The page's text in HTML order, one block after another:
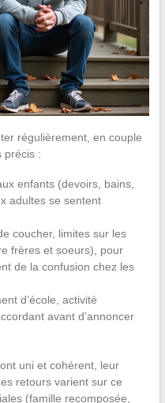
régulièrement, en couple
précis :
enfants (devoirs, bains,
adultes se sentent
coucher, limites sur les
frères et soeurs), pour
de la confusion chez les
d’école, activité
avant d’annoncer
uni et cohérent, leur
retours varient sur ce
(famille recomposée,